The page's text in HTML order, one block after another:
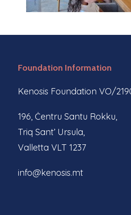
Foundation Information
Kenosis Foundation VO/
196, Ċentru Santu Rokku,
Triq Sant’ Ursula,
Valletta VLT 1237
info@kenosis.mt